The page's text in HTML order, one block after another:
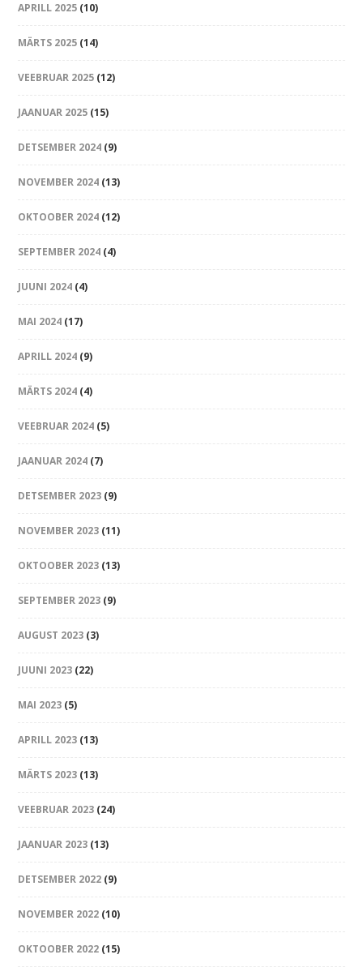
APRILL 2025 (10)
MÄRTS 2025 (14)
VEEBRUAR 2025 (12)
JAANUAR 2025 (15)
DETSEMBER 2024 (9)
NOVEMBER 2024 (13)
OKTOOBER 2024 (12)
SEPTEMBER 2024 (4)
JUUNI 2024 (4)
MAI 2024 (17)
APRILL 2024 (9)
MÄRTS 2024 (4)
VEEBRUAR 2024 (5)
JAANUAR 2024 (7)
DETSEMBER 2023 (9)
NOVEMBER 2023 (11)
OKTOOBER 2023 (13)
SEPTEMBER 2023 (9)
AUGUST 2023 (3)
JUUNI 2023 (22)
MAI 2023 (5)
APRILL 2023 (13)
MÄRTS 2023 (13)
VEEBRUAR 2023 (24)
JAANUAR 2023 (13)
DETSEMBER 2022 (9)
NOVEMBER 2022 (10)
OKTOOBER 2022 (15)